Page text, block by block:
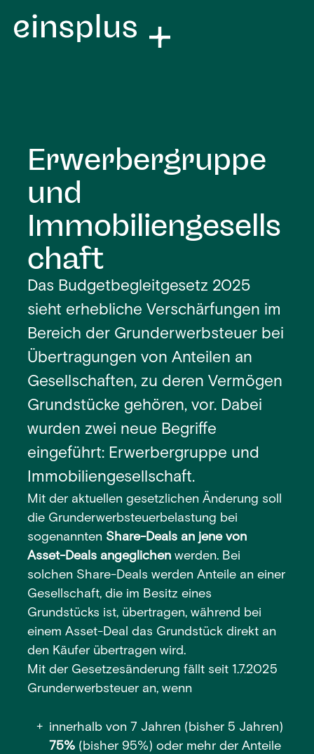
Erwerbergruppe
und
Immobiliengesells
chaft
Das Budgetbegleitgesetz 2025
sieht erhebliche Verschärfungen im
Bereich der Grunderwerbsteuer bei
Übertragungen von Anteilen an
Gesellschaften, zu deren Vermögen
Grundstücke gehören, vor. Dabei
wurden zwei neue Begriffe
eingeführt: Erwerbergruppe und
Immobiliengesellschaft.
Mit der aktuellen gesetzlichen Änderung soll
die Grunderwerbsteuerbelastung bei
sogenannten Share-Deals an jene von
Asset-Deals angeglichen werden. Bei
solchen Share-Deals werden Anteile an einer
Gesellschaft, die im Besitz eines
Grundstücks ist, übertragen, während bei
einem Asset-Deal das Grundstück direkt an
den Käufer übertragen wird.
Mit der Gesetzesänderung fällt seit 1.7.2025
Grunderwerbsteuer an, wenn
innerhalb von 7 Jahren (bisher 5 Jahren)
75%(bisher 95%) oder mehr der Anteile